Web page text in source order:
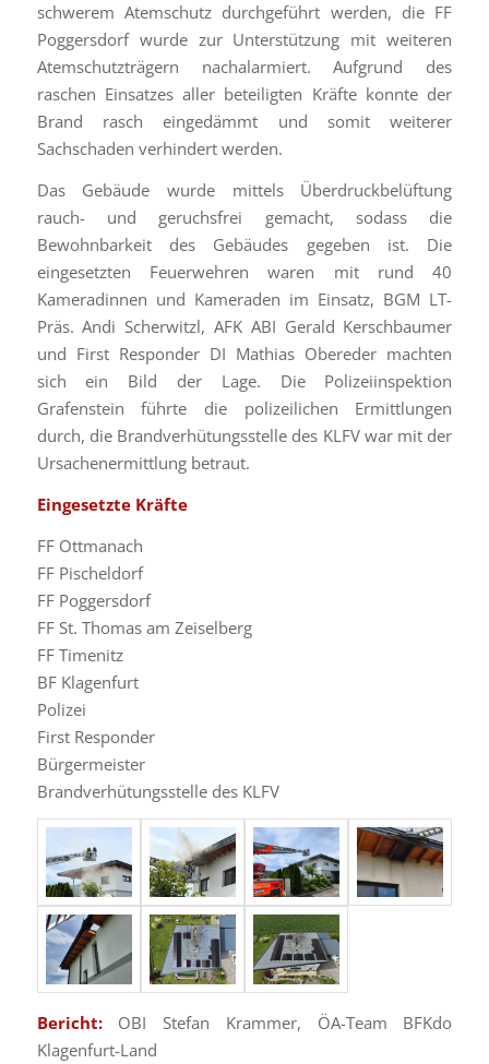
schwerem Atemschutz durchgeführt werden, die FF
Poggersdorf wurde zur Unterstützung mit weiteren
Atemschutzträgern nachalarmiert. Aufgrund des
raschen Einsatzes aller beteiligten Kräfte konnte der
Brand rasch eingedämmt und somit weiterer
Sachschaden verhindert werden.
Das Gebäude wurde mittels Überdruckbelüftung
rauch- und geruchsfrei gemacht, sodass die
Bewohnbarkeit des Gebäudes gegeben ist. Die
eingesetzten Feuerwehren waren mit rund 40
Kameradinnen und Kameraden im Einsatz, BGM LT-
Präs. Andi Scherwitzl, AFK ABI Gerald Kerschbaumer
und First Responder DI Mathias Obereder machten
sich ein Bild der Lage. Die Polizeiinspektion
Grafenstein führte die polizeilichen Ermittlungen
durch, die Brandverhütungsstelle des KLFV war mit der
Ursachenermittlung betraut.
Eingesetzte Kräfte
FF Ottmanach
FF Pischeldorf
FF Poggersdorf
FF St. Thomas am Zeiselberg
FF Timenitz
BF Klagenfurt
Polizei
First Responder
Bürgermeister
Brandverhütungsstelle des KLFV
Bericht:OBI Stefan Krammer, ÖA-Team BFKdo
Klagenfurt-Land